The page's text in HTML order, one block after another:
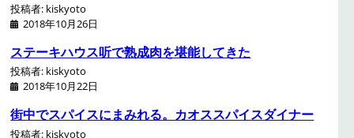
投稿者: kiskyoto
2018年10月26日
ステーキハウス听で熟成肉を堪能してきた
投稿者: kiskyoto
2018年10月22日
街中でスパイスにまみれる。カオススパイスダイナー
投稿者: kiskyoto